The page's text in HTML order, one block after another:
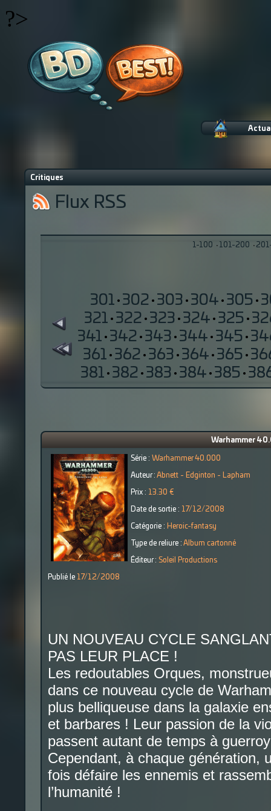
?>
Critiques
Flux RSS
1-100 · 101-200 ·
301 · 302 · 303 · 304 · 305 ·
321 · 322 · 323 · 324 · 325 ·
341 · 342 · 343 · 344 · 345 ·
361 · 362 · 363 · 364 · 365 ·
381 · 382 · 383 · 384 · 385 ·
Warhammer
Série : Warhammer 40.000
Auteur : Abnett - Edginton - Lapham
Prix : 13.30 €
Date de sortie : 17/12/2008
Catégorie : Heroic-fantasy
Type de reliure : Album cartonné
Éditeur : Soleil Productions
Publié le 17/12/2008
UN NOUVEAU CYCLE
PAS LEUR PLACE !
Les redoutables Orques,
dans ce nouveau cycle de
plus belliqueuse dans la galaxie
et barbares ! Leur passion de la
passent autant de temps à
Cependant, à chaque génération,
fois défaire les ennemis et
l’humanité !